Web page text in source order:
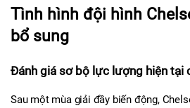
Tình hình đội hình
bổ sung
Đánh giá sơ bộ lực lượng hiện tại
Sau một mùa giải đầy biến động,